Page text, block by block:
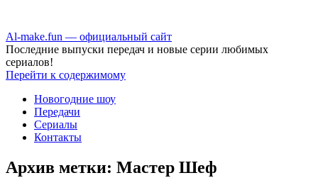
Аl-make.fun — официальный сайт
Последние выпуски передач и новые серии любимых
сериалов!
Перейти к содержимому
Новогодние шоу
Передачи
Сериалы
Контакты
Архив метки: Мастер Шеф